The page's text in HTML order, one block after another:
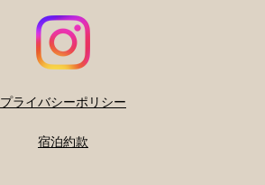
プライバシーポリシー
宿泊約款